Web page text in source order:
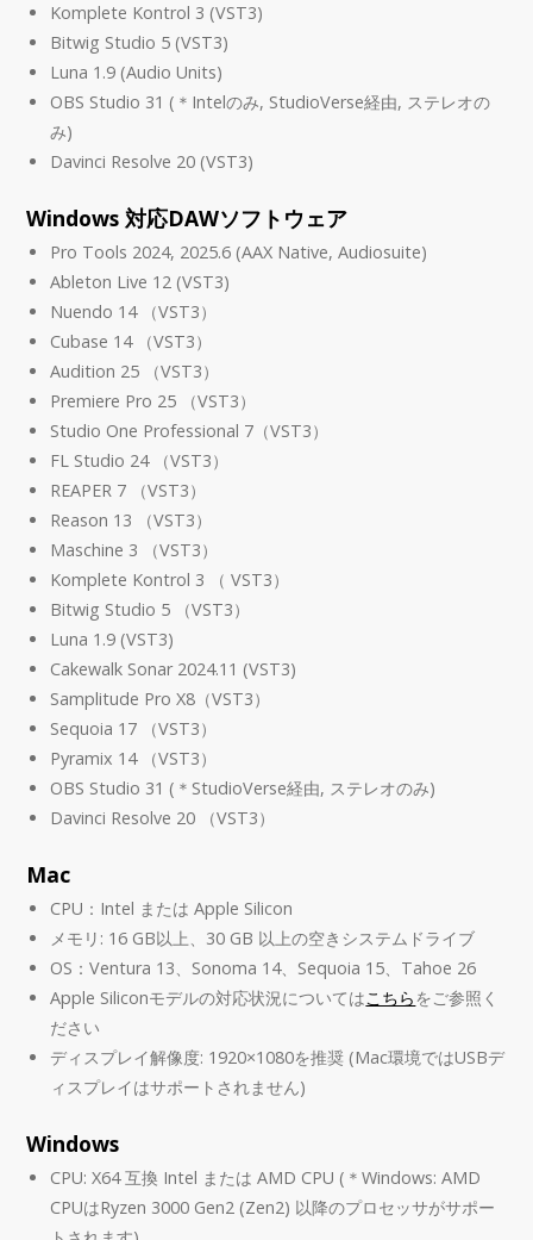
Komplete Kontrol 3 (VST3)
Bitwig Studio 5 (VST3)
Luna 1.9 (Audio Units)
OBS Studio 31 (＊Intelのみ, StudioVerse経由, ステレオの
み)
Davinci Resolve 20 (VST3)
Windows 対応DAWソフトウェア
Pro Tools 2024, 2025.6 (AAX Native, Audiosuite)
Ableton Live 12 (VST3)
Nuendo 14 （VST3）
Cubase 14 （VST3）
Audition 25 （VST3）
Premiere Pro 25 （VST3）
Studio One Professional 7（VST3）
FL Studio 24 （VST3）
REAPER 7 （VST3）
Reason 13 （VST3）
Maschine 3 （VST3）
Komplete Kontrol 3 （ VST3）
Bitwig Studio 5 （VST3）
Luna 1.9 (VST3)
Cakewalk Sonar 2024.11 (VST3)
Samplitude Pro X8（VST3）
Sequoia 17 （VST3）
Pyramix 14 （VST3）
OBS Studio 31 (＊StudioVerse経由, ステレオのみ)
Davinci Resolve 20 （VST3）
Mac
CPU：Intel または Apple Silicon
メモリ: 16 GB以上、30 GB 以上の空きシステムドライブ
OS：Ventura 13、Sonoma 14、Sequoia 15、Tahoe 26
Apple Siliconモデルの対応状況についてはこちらをご参照く
ださい
ディスプレイ解像度: 1920×1080を推奨 (Mac環境ではUSBデ
ィスプレイはサポートされません)
Windows
CPU: X64 互換 Intel または AMD CPU (＊Windows: AMD
CPUはRyzen 3000 Gen2 (Zen2) 以降のプロセッサがサポー